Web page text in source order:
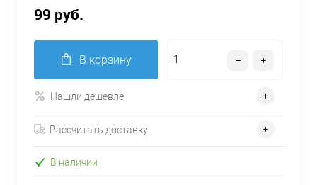
99 руб.
В корзину
Нашли дешевле
Рассчитать доставку
В наличии